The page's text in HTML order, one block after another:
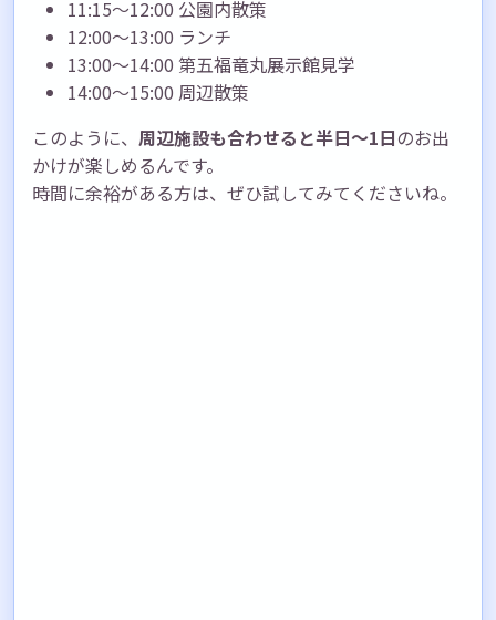
11:15〜12:00 公園内散策
12:00〜13:00 ランチ
13:00〜14:00 第五福竜丸展示館見学
14:00〜15:00 周辺散策
このように、 周辺施設も合わせると半日〜1日のお出
かけが楽しめるんです。
時間に余裕がある方は、ぜひ試してみてくださいね。